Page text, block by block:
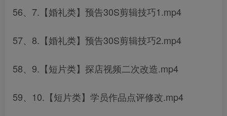
56、7.【婚礼类】预告30S剪辑技巧1.mp4
57、8.【婚礼类】预告30S剪辑技巧2.mp4
58、9.【短片类】探店视频二次改造.mp4
59、10.【短片类】学员作品点评修改.mp4